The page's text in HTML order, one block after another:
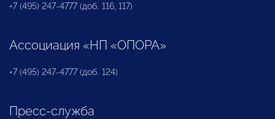
+7 (495) 247-4777 (доб. 116, 117)
Ассоциация «НП «ОПОРА»
+7 (495) 247-4777 (доб. 124)
Пресс-служба